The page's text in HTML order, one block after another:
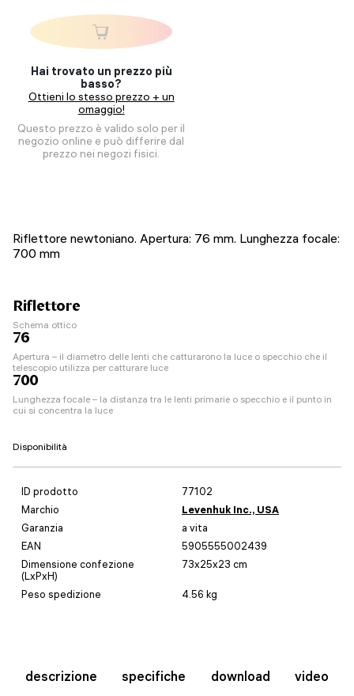
Hai trovato un prezzo più
basso?
Ottieni lo stesso prezzo + un
omaggio!
Questo prezzo è valido solo per il
negozio online e può differire dal
prezzo nei negozi fisici.
Riflettore newtoniano. Apertura: 76 mm. Lunghezza focale:
700 mm
Riflettore
Schema ottico
76
Apertura – il diametro delle lenti che catturarono la luce o specchio che il
telescopio utilizza per catturare luce
700
Lunghezza focale – la distanza tra le lenti primarie o specchio e il punto in
cui si concentra la luce
Disponibilità
ID prodotto
77102
Marchio
Levenhuk Inc., USA
Garanzia
a vita
EAN
5905555002439
Dimensione confezione
(LxPxH)
73x25x23 cm
Peso spedizione 4.56 kg
descrizione specifiche download video